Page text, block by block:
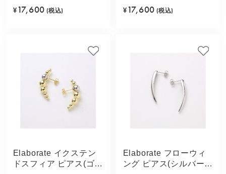
¥ 17,600 (税込) ¥ 17,600 (税込)
Elaborate イクステン
ドスフィア ピアス(ゴー
Elaborate フローウィ
ング ピアス(シルバーカ